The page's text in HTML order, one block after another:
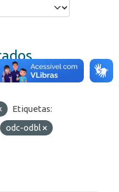
Etiquetas:
odc-odbl